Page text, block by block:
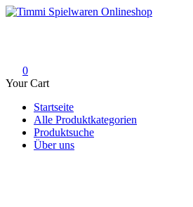
Skip
0
Your Cart
Startseite
Alle Produktkategorien
Produktsuche
Über uns